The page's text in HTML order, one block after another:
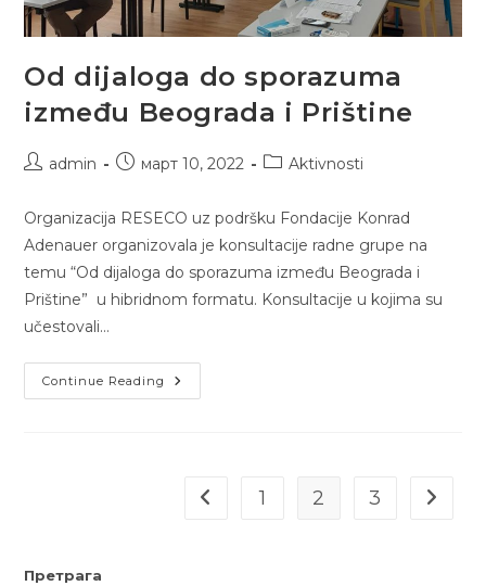
Od dijaloga do sporazuma
između Beograda i Prištine
Postadmin
Postмарт 10, 2022
PostAktivnosti
Organizacija RESECO uz podršku Fondacije Konrad
Adenauer organizovala je konsultacije radne grupe na
temu “Od dijaloga do sporazuma između Beograda i
Prištine” u hibridnom formatu. Konsultacije u kojima su
učestovali…
Continue Reading Od
Dijaloga
Prištine
Go to the previous page
1 2 3 Go to
Претрага